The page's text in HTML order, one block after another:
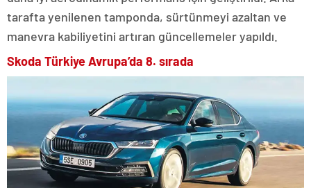
tarafta yenilenen tamponda, sürtünmeyi azaltan ve
manevra kabiliyetini artıran güncellemeler yapıldı.
Skoda Türkiye Avrupa’da 8. sırada